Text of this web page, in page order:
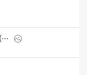
도요타 GR Yaris Aero Performance (2026)